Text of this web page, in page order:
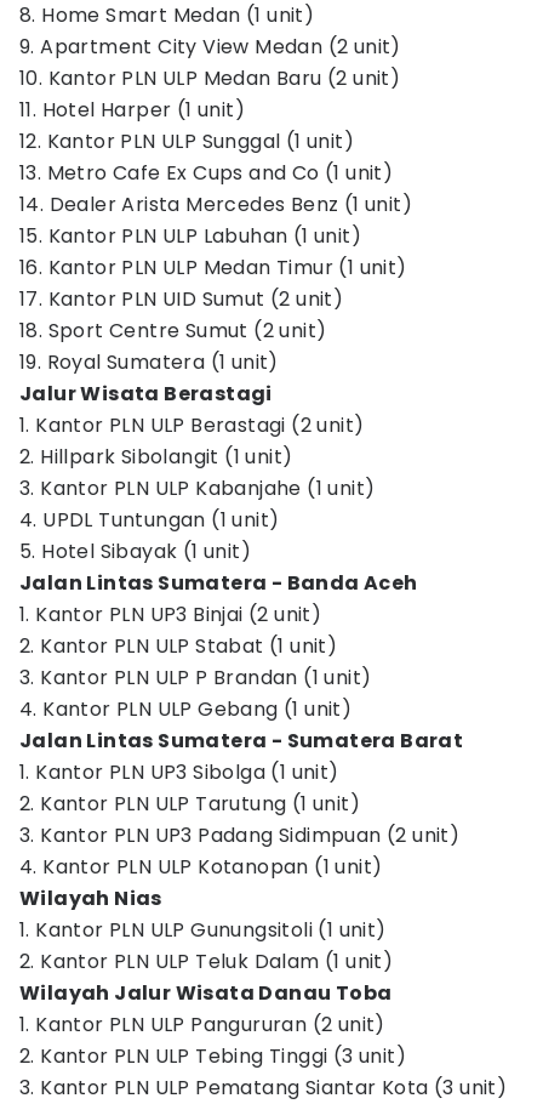
8. Home Smart Medan (1 unit)
9. Apartment City View Medan (2 unit)
10. Kantor PLN ULP Medan Baru (2 unit)
11. Hotel Harper (1 unit)
12. Kantor PLN ULP Sunggal (1 unit)
13. Metro Cafe Ex Cups and Co (1 unit)
14. Dealer Arista Mercedes Benz (1 unit)
15. Kantor PLN ULP Labuhan (1 unit)
16. Kantor PLN ULP Medan Timur (1 unit)
17. Kantor PLN UID Sumut (2 unit)
18. Sport Centre Sumut (2 unit)
19. Royal Sumatera (1 unit)
Jalur Wisata Berastagi
1. Kantor PLN ULP Berastagi (2 unit)
2. Hillpark Sibolangit (1 unit)
3. Kantor PLN ULP Kabanjahe (1 unit)
4. UPDL Tuntungan (1 unit)
5. Hotel Sibayak (1 unit)
Jalan Lintas Sumatera - Banda Aceh
1. Kantor PLN UP3 Binjai (2 unit)
2. Kantor PLN ULP Stabat (1 unit)
3. Kantor PLN ULP P Brandan (1 unit)
4. Kantor PLN ULP Gebang (1 unit)
Jalan Lintas Sumatera - Sumatera Barat
1. Kantor PLN UP3 Sibolga (1 unit)
2. Kantor PLN ULP Tarutung (1 unit)
3. Kantor PLN UP3 Padang Sidimpuan (2 unit)
4. Kantor PLN ULP Kotanopan (1 unit)
Wilayah Nias
1. Kantor PLN ULP Gunungsitoli (1 unit)
2. Kantor PLN ULP Teluk Dalam (1 unit)
Wilayah Jalur Wisata Danau Toba
1. Kantor PLN ULP Pangururan (2 unit)
2. Kantor PLN ULP Tebing Tinggi (3 unit)
3. Kantor PLN ULP Pematang Siantar Kota (3 unit)